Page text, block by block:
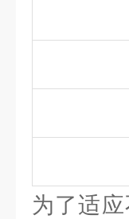
为了适